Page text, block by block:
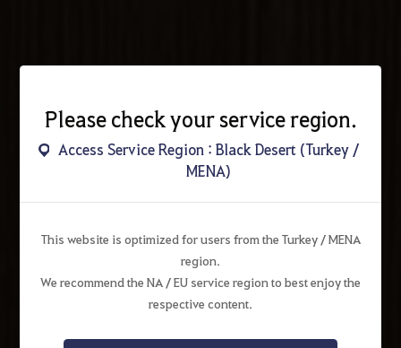
Please check your service region.
Access Service Region : Black Desert (Turkey /
MENA)
This website is optimized for users from the Turkey / MENA
region.
We recommend the NA / EU service region to best enjoy the
respective content.